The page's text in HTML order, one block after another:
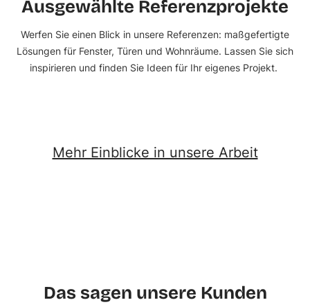
Ausgewählte Referenzprojekte
Werfen Sie einen Blick in unsere Referenzen: maßgefertigte
Lösungen für Fenster, Türen und Wohnräume. Lassen Sie sich
inspirieren und finden Sie Ideen für Ihr eigenes Projekt.
Dachausbau
Mehr Einblicke in unsere Arbeit
Das sagen unsere Kunden